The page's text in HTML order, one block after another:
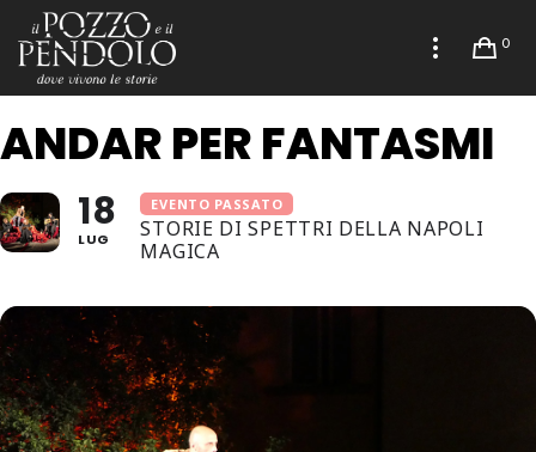
0
ANDAR PER FANTASMI
18
LUG
EVENTO PASSATO
STORIE DI SPETTRI DELLA NAPOLI
MAGICA